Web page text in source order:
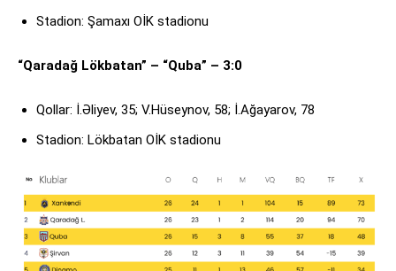
Stadion: Şamaxı OİK stadionu
“Qaradağ Lökbatan” – “Quba” – 3:0
Qollar: İ.Əliyev, 35; V.Hüseynov, 58; İ.Ağayarov, 78
Stadion: Lökbatan OİK stadionu